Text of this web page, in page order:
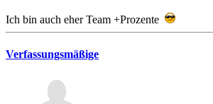
Ich bin auch eher Team +Prozente
Verfassungsmäßige